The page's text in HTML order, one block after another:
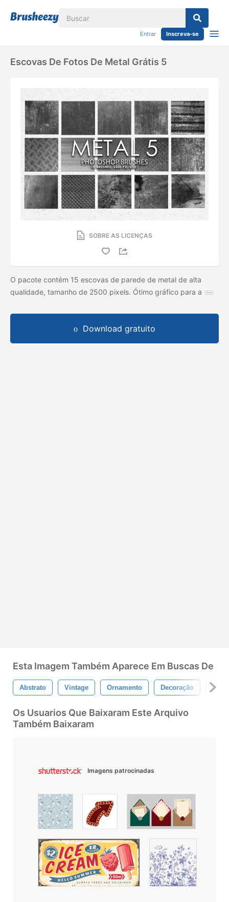
Entrar Inscreva-se
Escovas De Fotos De Metal Grátis 5
SOBRE AS LICENÇAS
O pacote contém 15 escovas de parede de metal de alta
qualidade, tamanho de 2500 pixels. Ótimo gráfico para a
Download gratuito
Esta Imagem Também Aparece Em Buscas De
Abstrato Vintage Ornamento Decoração
Os Usuarios Que Baixaram Este Arquivo
Também Baixaram
Imagens patrocinadas